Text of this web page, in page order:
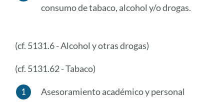
consumo de tabaco, alcohol y/o drogas.
(cf. 5131.6 - Alcohol y otras drogas)
(cf. 5131.62 - Tabaco)
Asesoramiento académico y personal